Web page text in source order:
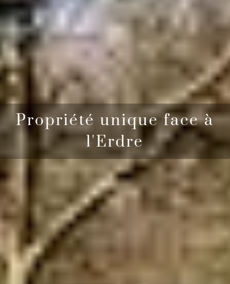
Propriété unique face à
l'Erdre